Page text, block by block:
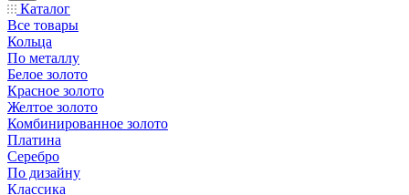
Каталог
Все товары
Кольца
По металлу
Белое золото
Красное золото
Желтое золото
Комбинированное золото
Платина
Серебро
По дизайну
Классика